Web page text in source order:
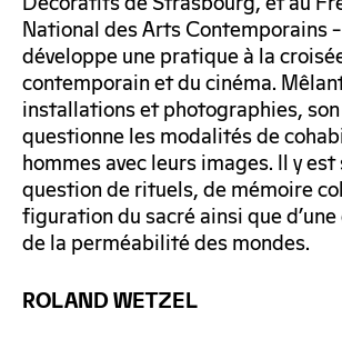
National des Arts Contemporains
développe une pratique à la
contemporain et du cinéma.
installations et photographies,
questionne les modalités de
hommes avec leurs images. Il y
question de rituels, de mémoire
figuration du sacré ainsi que
de la perméabilité des mondes.
ROLAND WETZEL